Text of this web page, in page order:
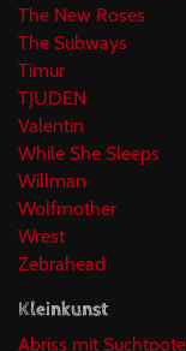
The New Roses
The Subways
Timur
TJUDEN
Valentin
While She Sleeps
Willman
Wolfmother
Wrest
Zebrahead
Kleinkunst
Abriss mit